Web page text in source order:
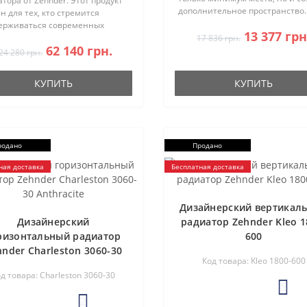
для тех, кто стремится
современных
убранстве своего
Folio Glass доступен в
280 грн. 62 140 грн.
КУПИТЬ
дополнительное
гармонично сочетается с
17 836 грн. 13 377
КУПИТЬ
доставка
Дизайнерский
радиатор
Charleston 3060-30
товара: Charleston 3060-30
Продано
Бесплатная доставка
Дизайнерский
радиатор Zehnder Kleo
600
Код товара: Kleo 1800-600
5